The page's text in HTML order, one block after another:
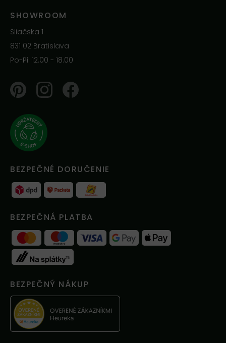
SHOWROOM
Sliačska 1
831 02 Bratislava
Po-Pi: 12.00 - 18.00
PinterestInstagramFacebook
BEZPEČNÉ DORUČENIE
BEZPEČNÁ PLATBA
BEZPEČNÝ NÁKUP